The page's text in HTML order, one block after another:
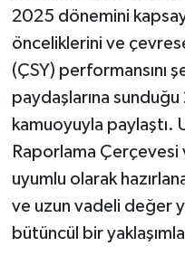
2025 dönemini
önceliklerini ve
(ÇSY) performansını
paydaşlarına
kamuoyuyla paylaştı.
Raporlama Çerçevesi
uyumlu olarak
ve uzun vadeli değer
bütüncül bir